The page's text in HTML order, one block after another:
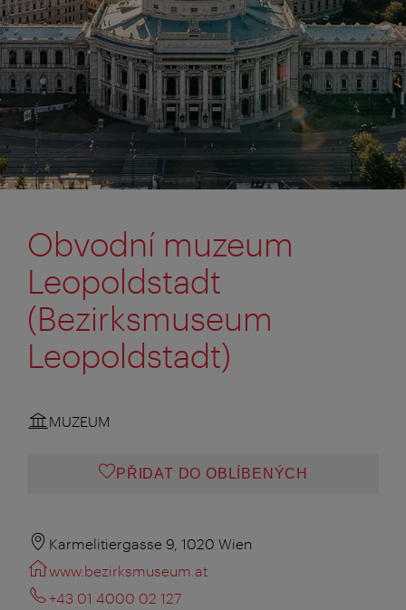
Obvodní muzeum
Leopoldstadt
(Bezirksmuseum
Leopoldstadt)
MUZEUM
PŘIDAT DO OBLÍBENÝCH
Karmelitiergasse 9, 1020 Wien
www.bezirksmuseum.at
+43 01 4000 02 127